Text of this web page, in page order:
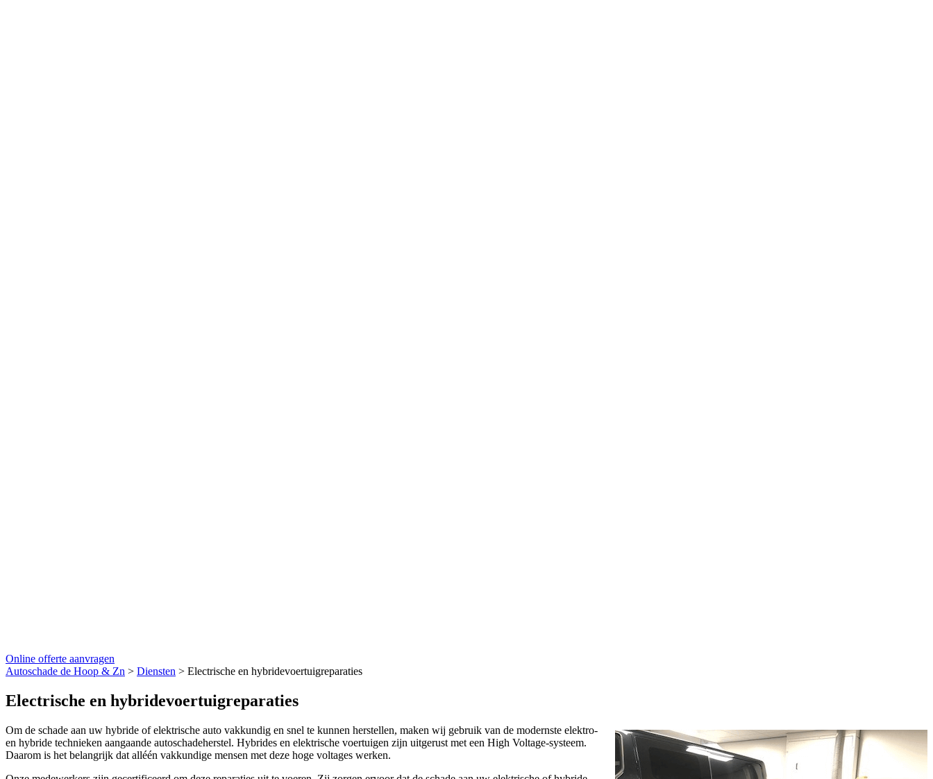
Online offerte aanvragen
Autoschade de Hoop & Zn > Diensten > Electrische en hybridevoertuigreparaties
Electrische en hybridevoertuigreparaties
Om de schade aan uw hybride of elektrische auto vakkundig en snel te kunnen herstellen, maken wij gebruik van de modernste elektro-
en hybride technieken aangaande autoschadeherstel. Hybrides en elektrische voertuigen zijn uitgerust met een High Voltage-systeem.
Daarom is het belangrijk dat alléén vakkundige mensen met deze hoge voltages werken.